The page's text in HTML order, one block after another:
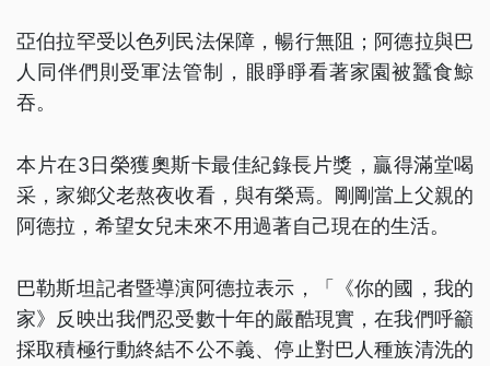
亞伯拉罕受以色列民法保障，暢行無阻；阿德拉與巴
人同伴們則受軍法管制，眼睜睜看著家園被蠶食鯨
吞。
本片在3日榮獲奧斯卡最佳紀錄長片獎，贏得滿堂喝
采，家鄉父老熬夜收看，與有榮焉。剛剛當上父親的
阿德拉，希望女兒未來不用過著自己現在的生活。
巴勒斯坦記者暨導演阿德拉表示，「《你的國，我的
家》反映出我們忍受數十年的嚴酷現實，在我們呼籲
採取積極行動終結不公不義、停止對巴人種族清洗的